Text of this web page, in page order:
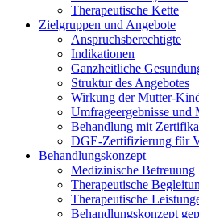
Therapeutische Kette
Zielgruppen und Angebote
Anspruchsberechtigte
Indikationen
Ganzheitliche
Struktur des Angebotes
Wirkung der Mutter-
Umfrageergebnisse und
Behandlung mit
DGE-Zertifizierung für
Behandlungskonzept
Medizinische Betreuung
Therapeutische
Therapeutische
Behandlungskonzept